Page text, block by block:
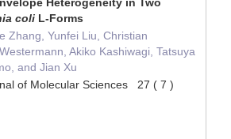
coli L-Forms
Zhang, Yunfei Liu, Christian
Akiko Kashiwagi, Tatsuya
and Jian Xu
of Molecular Sciences 27 ( 7 )